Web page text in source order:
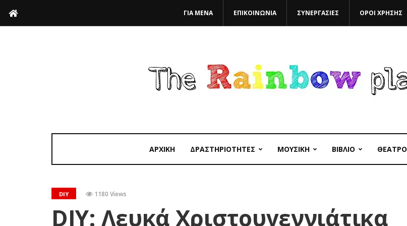
ΓΙΑ ΜΕΝΑ ΕΠΙΚΟΙΝΩΝΙΑ ΣΥΝΕΡΓΑΣΙΕΣ ΟΡΟΙ ΧΡΗΣΗΣ
ΑΡΧΙΚΗ ΔΡΑΣΤΗΡΙΟΤΗΤΕΣ ΜΟΥΣΙΚΗ ΒΙΒΛΙΟ ΘΕΑΤΡΟ
DIY 1180 Views
DIY: Λευκά Χριστουγεννιάτικα